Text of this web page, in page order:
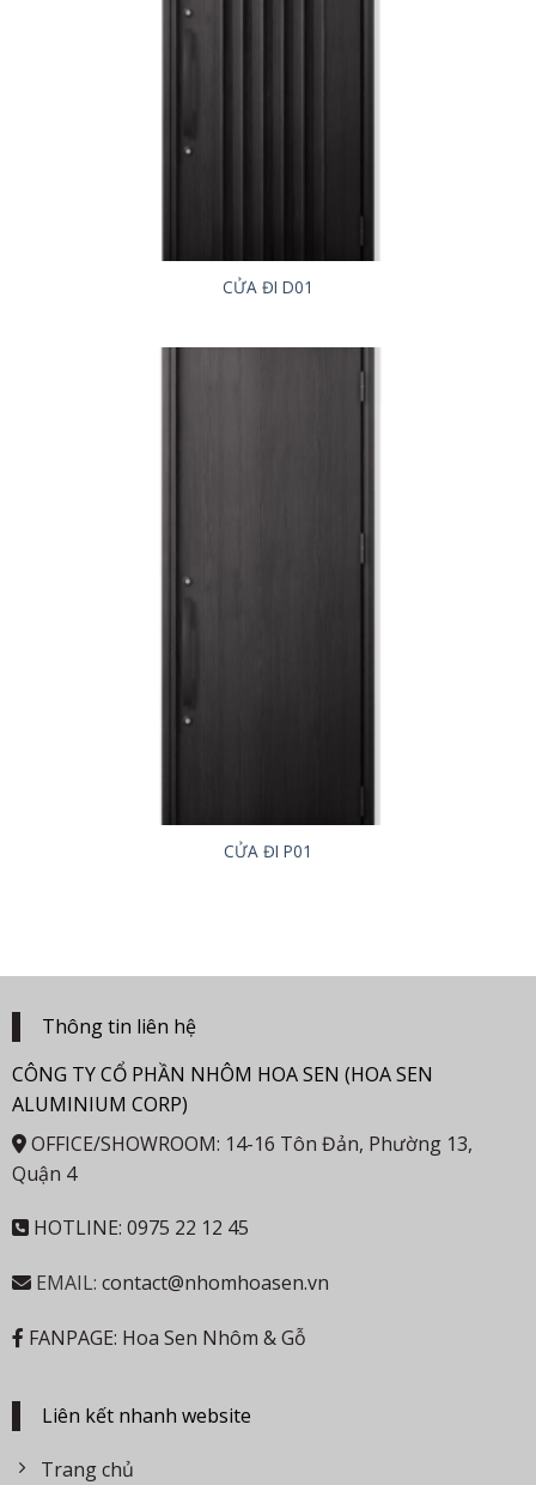
CỬA ĐI D01
CỬA ĐI P01
Thông tin liên hệ
CÔNG TY CỔ PHẦN NHÔM HOA SEN (HOA SEN
ALUMINIUM CORP)
OFFICE/SHOWROOM: 14-16 Tôn Đản, Phường 13,
Quận 4
HOTLINE: 0975 22 12 45
EMAIL: contact@nhomhoasen.vn
FANPAGE: Hoa Sen Nhôm & Gỗ
Liên kết nhanh website
Trang chủ